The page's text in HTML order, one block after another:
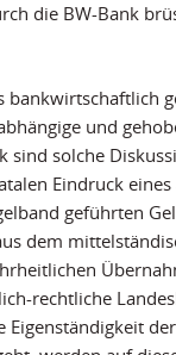
die BW-Bank
bankwirtschaftlich
und
sind solche
Eindruck
geführten
dem
rechtliche
Eigenständigkeit